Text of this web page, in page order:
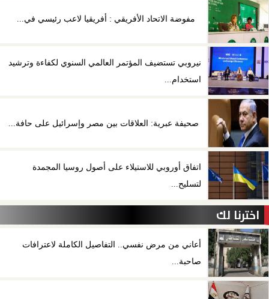
مفوضة الاتحاد الأفريقي : أفريقيا لاعب رئيسي في...
نيروبي تستضيف المؤتمر العالمي السنوي لكفاءة وترشيد
استخدام...
صحيفة عبرية: العلاقات بين مصر وإسرائيل على حافة...
اتفاق أوروبي للاستيلاء على أصول روسيا المجمدة
لتسليح...
اخترنا لك
أعاني من مرض نفسي.. التفاصيل الكاملة لاعترافات
صاحبة...